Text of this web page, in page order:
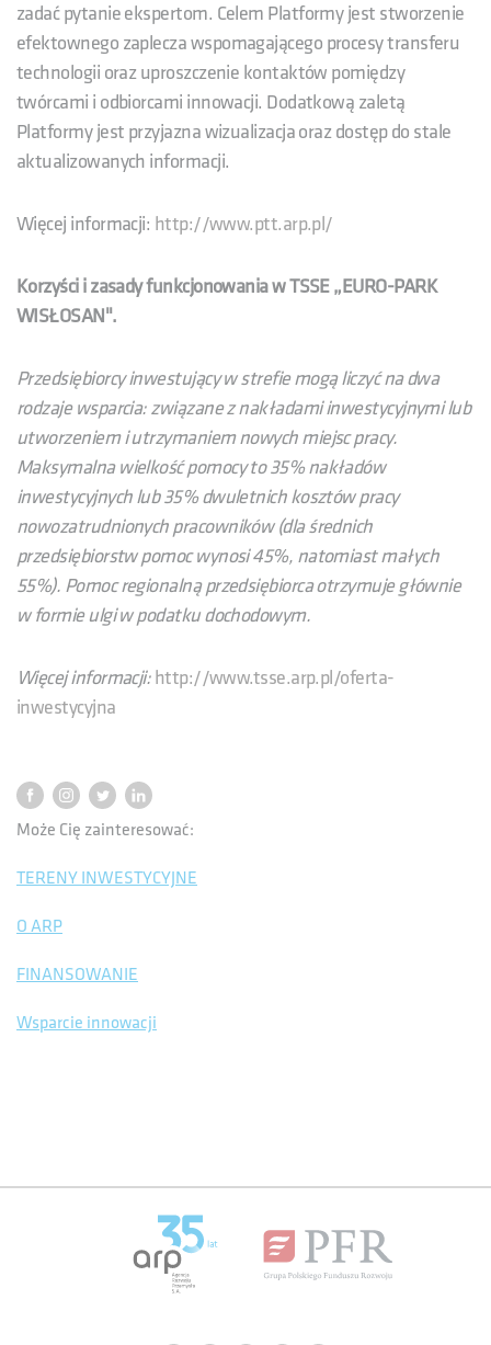
zadać pytanie ekspertom. Celem Platformy jest stworzenie
efektownego zaplecza wspomagającego procesy transferu
technologii oraz uproszczenie kontaktów pomiędzy
twórcami i odbiorcami innowacji. Dodatkową zaletą
Platformy jest przyjazna wizualizacja oraz dostęp do stale
aktualizowanych informacji.
Więcej informacji: http://www.ptt.arp.pl/
Korzyści i zasady funkcjonowania w TSSE „EURO-PARK
WISŁOSAN".
Przedsiębiorcy inwestujący w strefie mogą liczyć na dwa
rodzaje wsparcia: związane z nakładami inwestycyjnymi lub
utworzeniem i utrzymaniem nowych miejsc pracy.
Maksymalna wielkość pomocy to 35% nakładów
inwestycyjnych lub 35% dwuletnich kosztów pracy
nowozatrudnionych pracowników (dla średnich
przedsiębiorstw pomoc wynosi 45%, natomiast małych
55%). Pomoc regionalną przedsiębiorca otrzymuje głównie
w formie ulgi w podatku dochodowym.
Więcej informacji: http://www.tsse.arp.pl/oferta-
inwestycyjna
Może Cię zainteresować:
TERENY INWESTYCYJNE
O ARP
FINANSOWANIE
Wsparcie innowacji